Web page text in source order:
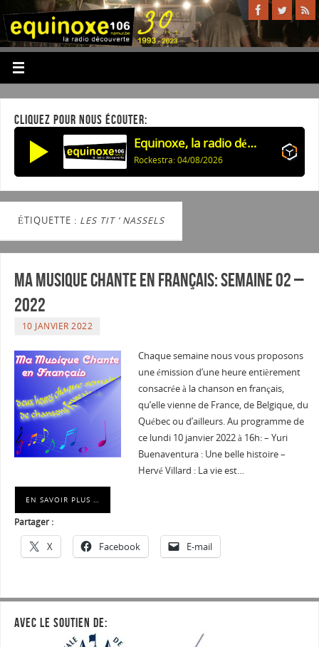
CLIQUEZ POUR NOUS ÉCOUTER:
Equinoxe, la radio découverte
Rockestra: 04/08/2026
ÉTIQUETTE : LES TIT ’ NASSELS
Ma musique chante en Français: Semaine 02 –
2022
10 JANVIER 2022
Chaque semaine nous vous proposons
une émission d’une heure entièrement
consacrée à la chanson en français,
qu’elle vienne de France, de Belgique, du
Québec ou d’ailleurs. Au programme de
ce lundi 10 janvier 2022 à 16h: – Yuri
Buenaventura : Une belle histoire –
Hervé Villard : La vie est…
EN SAVOIR PLUS …
Partager :
X Facebook E-mail
AVEC LE SOUTIEN DE: